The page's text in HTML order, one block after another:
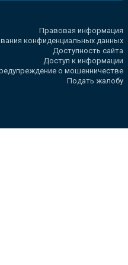
Правовая информация
конфиденциальных данных
Доступность сайта
Доступ к информации
о мошенничестве
Подать жалобу